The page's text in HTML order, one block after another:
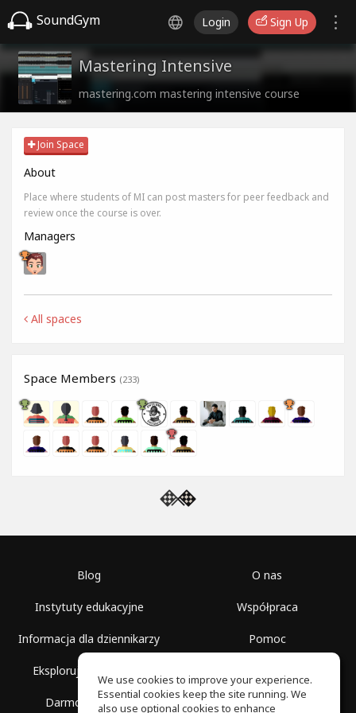
SoundGym Login Sign Up
Mastering Intensive
mastering.com mastering intensive course
Join Space
About
Place where students of MI can post masters for peer feedback and
review once the course is over.
Managers
All spaces
Space Members (233)
Blog
Instytuty edukacyjne
Informacja dla dziennikarzy
Eksploruj przestrzenie
Darmowa szkoła
O nas
Współpraca
Pomoc
Polityka prywatności
We use cookies to improve your experience.
Essential cookies keep the site running. We
also use optional cookies to enhance